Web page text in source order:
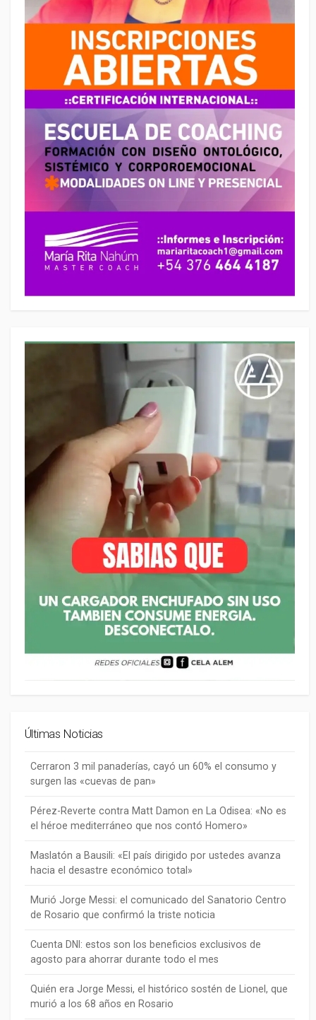
Últimas Noticias
Cerraron 3 mil panaderías, cayó un 60% el consumo y
surgen las «cuevas de pan»
Pérez-Reverte contra Matt Damon en La Odisea: «No es
el héroe mediterráneo que nos contó Homero»
Maslatón a Bausili: «El país dirigido por ustedes avanza
hacia el desastre económico total»
Murió Jorge Messi: el comunicado del Sanatorio Centro
de Rosario que confirmó la triste noticia
Cuenta DNI: estos son los beneficios exclusivos de
agosto para ahorrar durante todo el mes
Quién era Jorge Messi, el histórico sostén de Lionel, que
murió a los 68 años en Rosario